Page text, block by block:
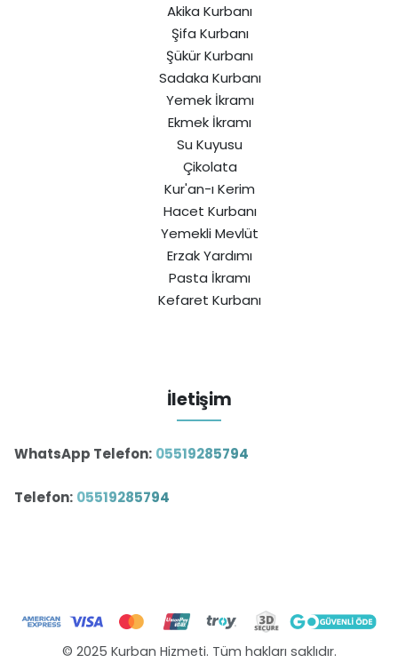
Akika Kurbanı
Şifa Kurbanı
Şükür Kurbanı
Sadaka Kurbanı
Yemek İkramı
Ekmek İkramı
Su Kuyusu
Çikolata
Kur'an-ı Kerim
Hacet Kurbanı
Yemekli Mevlüt
Erzak Yardımı
Pasta İkramı
Kefaret Kurbanı
İletişim
WhatsApp Telefon: 05519285794
Telefon: 05519285794
© 2025 Kurban Hizmeti. Tüm hakları saklıdır.